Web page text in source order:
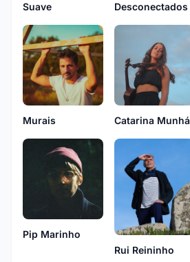
Suave Desconectados
Murais Catarina Munhá
Pip Marinho
Rui Reininho